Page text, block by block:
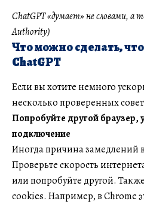
ChatGPT «думает» не словами, а
Authority)
Что можно сделать,
ChatGPT
Если вы хотите немного
несколько проверенных
Попробуйте другой браузер,
подключение
Иногда причина замедлений
Проверьте скорость
или попробуйте другой.
cookies. Например, в Chrome